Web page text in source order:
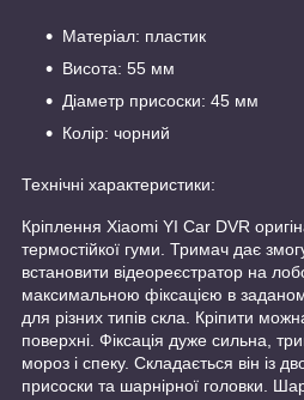
Кріплення Xiaomi YI Car DVR
термостійкої гуми. Тримач дає
встановити відеореєстратор на
максимальною фіксацією в
для різних типів скла. Кріпити
поверхні. Фіксація дуже сильна,
мороз і спеку. Складається він із
присоски та шарнірної головки.
Технічні характеристики:
Матеріал: пластик
Висота: 55 мм
Діаметр присоски: 45 мм
Колір: чорний